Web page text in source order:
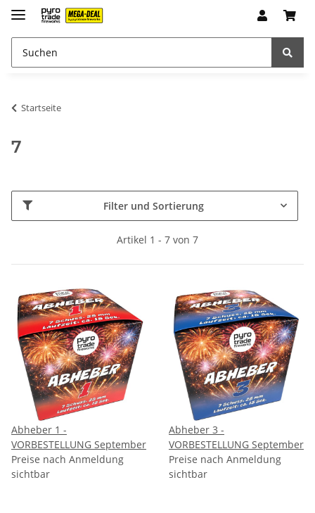
Startseite
7
Filter und Sortierung
Artikel 1 - 7 von 7
Abheber 1 -
VORBESTELLUNG September
Preise nach Anmeldung
sichtbar
Abheber 3 -
VORBESTELLUNG September
Preise nach Anmeldung
sichtbar